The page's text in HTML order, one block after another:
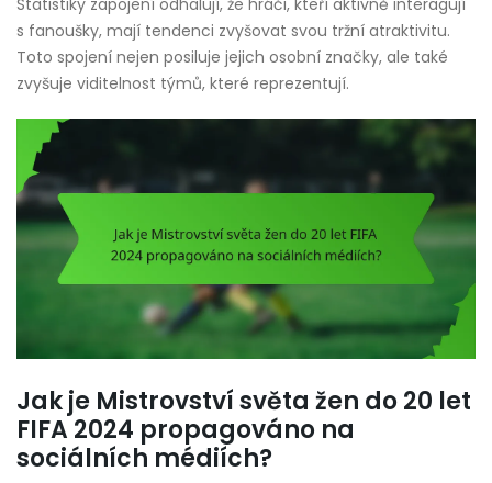
Statistiky zapojení odhalují, že hráči, kteří aktivně interagují
s fanoušky, mají tendenci zvyšovat svou tržní atraktivitu.
Toto spojení nejen posiluje jejich osobní značky, ale také
zvyšuje viditelnost týmů, které reprezentují.
Jak je Mistrovství světa žen do 20 let
FIFA 2024 propagováno na
sociálních médiích?